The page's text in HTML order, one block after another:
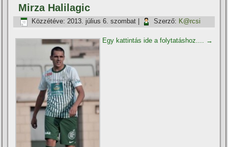
Mirza Halilagic
Közzétéve: 2013. július 6. szombat Szerző: K@rcsi
Egy kattintás ide a folytatáshoz.... →